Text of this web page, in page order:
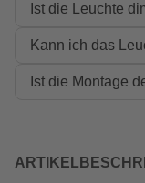
Ist die Leuchte
Kann ich das
Ist die Montage